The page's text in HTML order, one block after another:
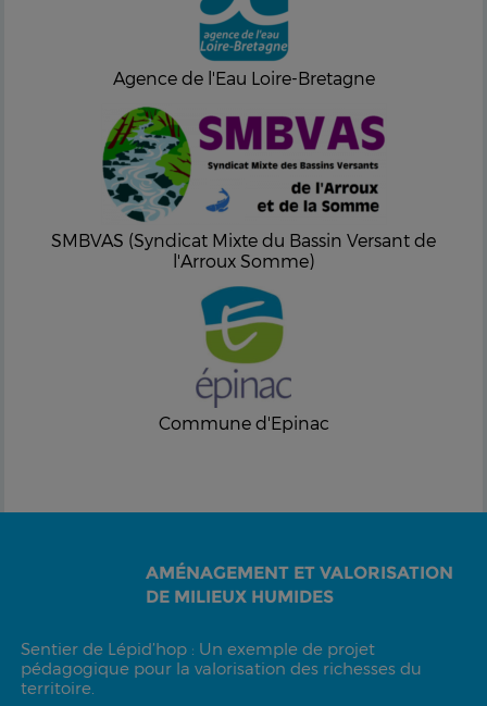
Agence de l'Eau Loire-Bretagne
SMBVAS (Syndicat Mixte du Bassin Versant de
l'Arroux Somme)
Commune d'Epinac
AMÉNAGEMENT ET VALORISATION
DE MILIEUX HUMIDES
Sentier de Lépid’hop : Un exemple de projet
pédagogique pour la valorisation des richesses du
territoire.